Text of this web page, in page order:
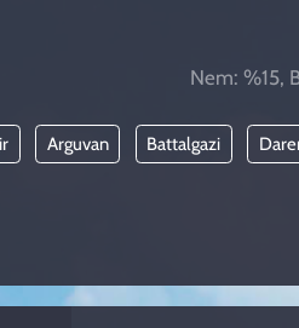
Nem: %15,
Arguvan Battalgazi